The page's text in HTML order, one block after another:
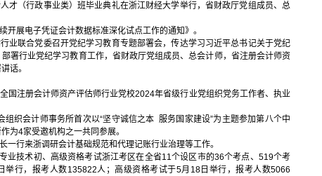
才（行政事业类）班毕业典礼在浙江财经大学举行，省财政厅党组成员、总
开展电子凭证会计数据标准深化试点工作的通知》。
业联合党委召开党纪学习教育专题部署会，传达学习习近平总书记关于党纪
署行业党纪学习教育工作，省财政厅党组成员、总会计师，省注册会计师资
话。
国注册会计师资产评估师行业党校2024年省级行业党组织党务工作者、执业
织会计师事务所首次以“坚守诚信之本 服务国家建设”为主题参加第八个中
为4家受邀机构之一共同参展。
一行来浙调研会计基础规范和代理记账行业治理等工作。
业技术初、高级资格考试浙江考区在全省11个设区市的36个考点、519个考
行，报考人数135822人；高级资格考试于5月18日举行，报考人数5066